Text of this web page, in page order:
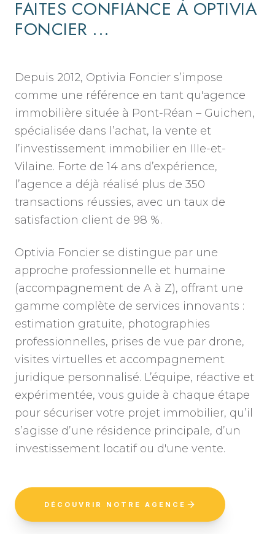
FAITES CONFIANCE À OPTIVIA
FONCIER ...
Depuis 2012, Optivia Foncier s’impose
comme une référence en tant qu'agence
immobilière située à Pont-Réan – Guichen,
spécialisée dans l’achat, la vente et
l’investissement immobilier en Ille-et-
Vilaine. Forte de 14 ans d’expérience,
l’agence a déjà réalisé plus de 350
transactions réussies, avec un taux de
satisfaction client de 98 %.
Optivia Foncier se distingue par une
approche professionnelle et humaine
(accompagnement de A à Z), offrant une
gamme complète de services innovants :
estimation gratuite, photographies
professionnelles, prises de vue par drone,
visites virtuelles et accompagnement
juridique personnalisé. L’équipe, réactive et
expérimentée, vous guide à chaque étape
pour sécuriser votre projet immobilier, qu’il
s’agisse d’une résidence principale, d’un
investissement locatif ou d'une vente.
DÉCOUVRIR NOTRE AGENCE